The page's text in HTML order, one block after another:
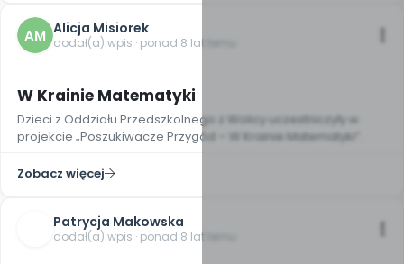
AM Alicja Misiorek
dodał(a) wpis · ponad 8 lat temu
W Krainie Matematyki
Dzieci z Oddziału Przedszkolnego z Wolicy uczestniczyły w
projekcie „Poszukiwacze Przygód – W Krainie Matematyki”.
Zobacz więcej
Patrycja Makowska
dodał(a) wpis · ponad 8 lat temu